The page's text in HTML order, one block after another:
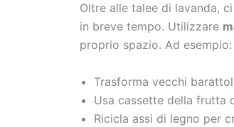
Oltre alle talee di lavanda,
in breve tempo. Utilizzare
proprio spazio. Ad esempio:
Trasforma vecchi
Usa cassette della frutta
Ricicla assi di legno per